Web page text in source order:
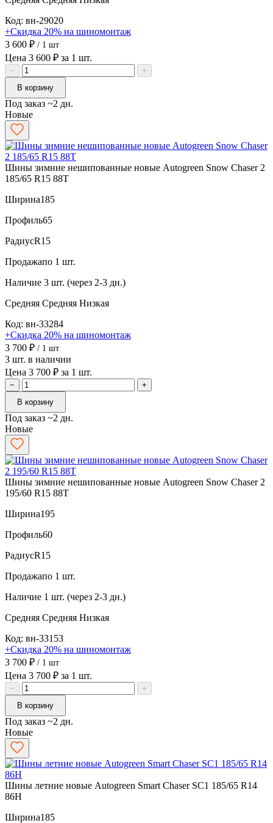
Код: вн-29020
+Скидка 20% на шиномонтаж
3 600 ₽ / 1 шт
Цена 3 600 ₽ за 1 шт.
−
+
В корзину
Под заказ ~2 дн.
Новые
Шины зимние нешипованные новые Autogreen Snow Chaser 2
185/65 R15 88T
Ширина185
Профиль65
РадиусR15
Продажапо 1 шт.
Наличие 3 шт. (через 2-3 дн.)
Средняя Средняя Низкая
Код: вн-33284
+Скидка 20% на шиномонтаж
3 700 ₽ / 1 шт
3 шт. в наличии
Цена 3 700 ₽ за 1 шт.
−
+
В корзину
Под заказ ~2 дн.
Новые
Шины зимние нешипованные новые Autogreen Snow Chaser 2
195/60 R15 88T
Ширина195
Профиль60
РадиусR15
Продажапо 1 шт.
Наличие 1 шт. (через 2-3 дн.)
Средняя Средняя Низкая
Код: вн-33153
+Скидка 20% на шиномонтаж
3 700 ₽ / 1 шт
Цена 3 700 ₽ за 1 шт.
−
+
В корзину
Под заказ ~2 дн.
Новые
Шины летние новые Autogreen Smart Chaser SC1 185/65 R14
86H
Ширина185